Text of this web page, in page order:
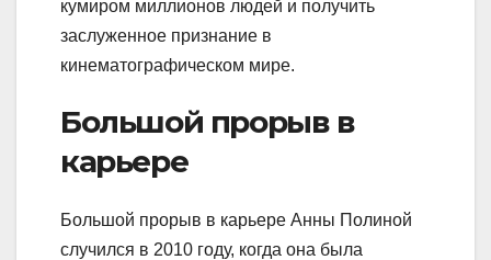
кумиром миллионов людей и получить
заслуженное признание в
кинематографическом мире.
Большой прорыв в
карьере
Большой прорыв в карьере Анны Полиной
случился в 2010 году, когда она была